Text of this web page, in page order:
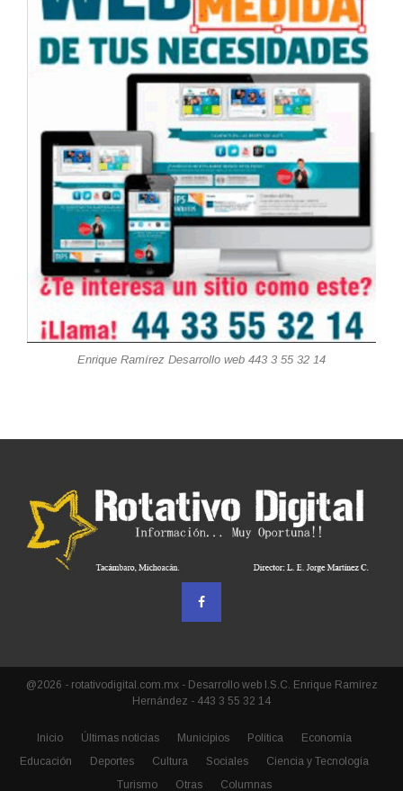
Enrique Ramírez Desarrollo web 443 3 55 32 14
@2026 - rotativodigital.com.mx - Desarrollo web I.S.C. Enrique Ramírez
Hernández - 443 3 55 32 14
Inicio Últimas noticias Municipios Política
Economía
Educación
Deportes Cultura Sociales
Ciencia y Tecnología
Turismo
Otras Columnas